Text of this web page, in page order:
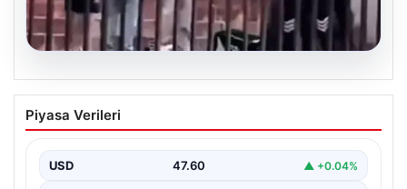
05.08.2026
Torreira’ya saldırmıştı! O kişi için
istenen ceza belli oldu
İstenilen Ceza Belli Oldu", "content": "İstanbul'da
gerçekleşen…
Piyasa Verileri
USD 47.60 ▲ +0.04%